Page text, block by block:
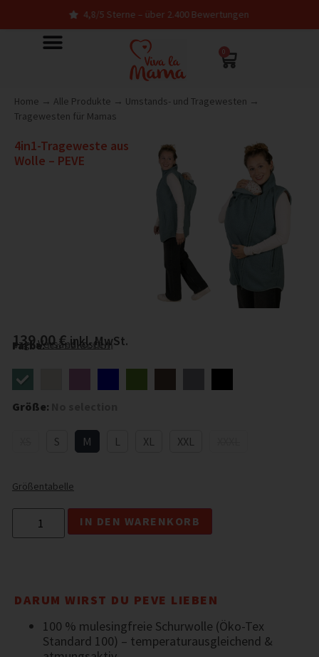
4,8/5 Sterne – über 2.400 Bewertungen
0
Home → Alle Produkte → Umstands- und Tragewesten →
Tragewesten für Mamas
4in1-Trageweste aus
Wolle – PEVE
139,00€ inkl. MwSt.
zzgl.Versandkosten
Größe:
S M L XL XXL
Größentabelle
Farbe:No selection
IN DEN WARENKORB
DARUM WIRST DU PEVE LIEBEN
100 % mulesingfreie Schurwolle (Öko-Tex
Standard 100) – temperaturausgleichend &